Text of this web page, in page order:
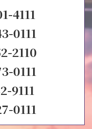
4111
0111
2110
0111
9111
0111